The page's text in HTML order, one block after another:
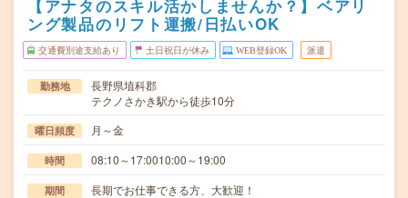
【アナタのスキル活かしませんか？】ベアリ
ング製品のリフト運搬/日払いOK
交通費別途支給あり 土日祝日が休み WEB登録OK 派遣
勤務地
長野県埴科郡
テクノさかき駅から徒歩10分
曜日頻度 月～金
時間 08:10～17:0010:00～19:00
期間 長期でお仕事できる方、大歓迎！